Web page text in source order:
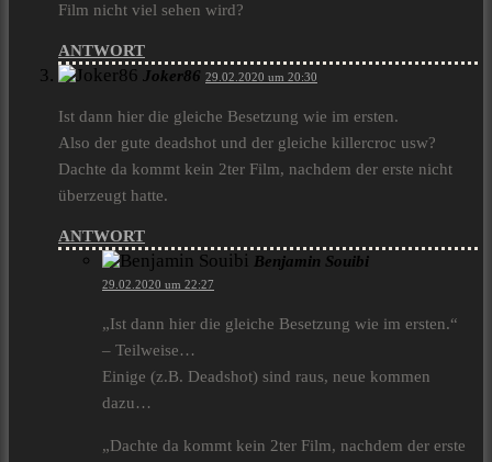
Film nicht viel sehen wird?
ANTWORT
Joker86 29.02.2020 um 20:30
Ist dann hier die gleiche Besetzung wie im ersten.
Also der gute deadshot und der gleiche killercroc usw?
Dachte da kommt kein 2ter Film, nachdem der erste nicht
überzeugt hatte.
ANTWORT
Benjamin Souibi
29.02.2020 um 22:27
„Ist dann hier die gleiche Besetzung wie im ersten.“
– Teilweise…
Einige (z.B. Deadshot) sind raus, neue kommen
dazu…
„Dachte da kommt kein 2ter Film, nachdem der erste